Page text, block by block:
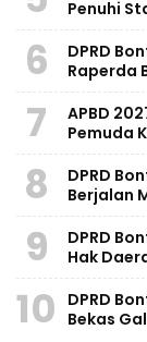
Penuhi
6
DPRD
Raperda
7
APBD
Pemuda
8
DPRD
Berjalan
9
DPRD
Hak
10
DPRD
Bekas